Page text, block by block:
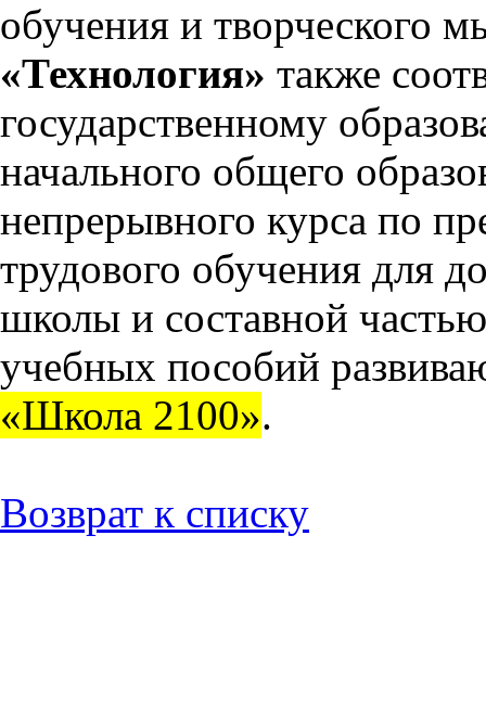
обучения и творческого
«Технология» также
государственному
начального общего
непрерывного курса по
трудового обучения для
школы и составной
учебных пособий
«Школа 2100».
Возврат к списку